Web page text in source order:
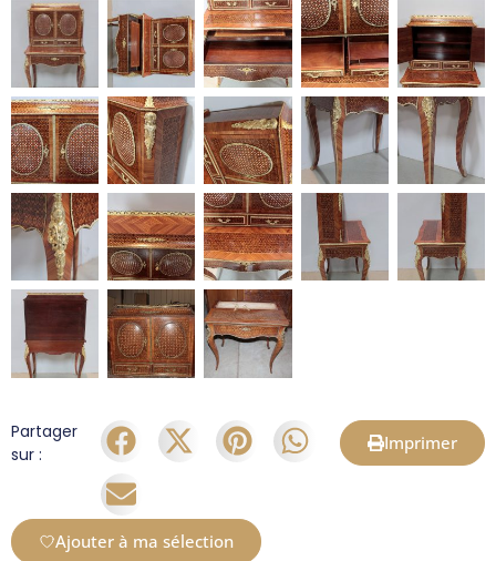
Partager
sur :
Imprimer
Ajouter à ma sélection